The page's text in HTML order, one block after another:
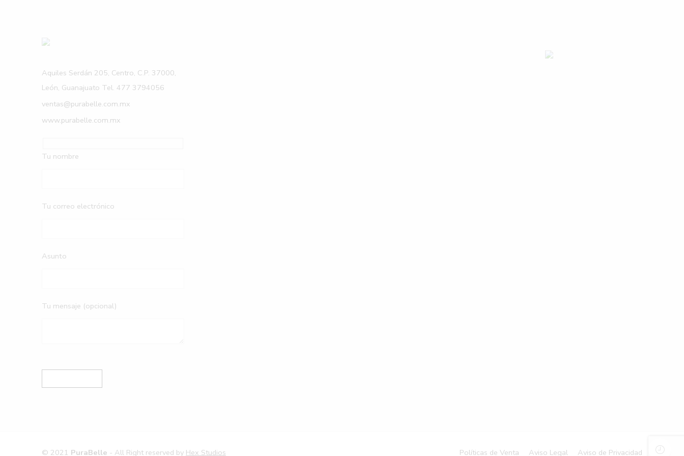
Aquiles Serdán 205, Centro, C.P. 37000,
León, Guanajuato Tel. 477 3794056
ventas@purabelle.com.mx
www.purabelle.com.mx
Tu nombre
Tu correo electrónico
Asunto
Tu mensaje (opcional)
© 2021 PuraBelle - All Right reserved by Hex Studios Políticas de Venta Aviso Legal Aviso de Privacidad